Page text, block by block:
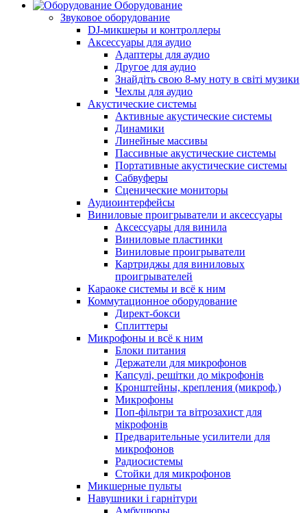
Оборудование
Звуковое оборудование
DJ-микшеры и контроллеры
Аксессуары для аудио
Адаптеры для аудио
Другое для аудио
Знайдіть свою 8-му ноту в світі музики
Чехлы для аудио
Акустические системы
Активные акустические системы
Динамики
Линейные массивы
Пассивные акустические системы
Портативные акустические системы
Сабвуферы
Сценические мониторы
Аудиоинтерфейсы
Виниловые проигрыватели и аксессуары
Аксессуары для винила
Виниловые пластинки
Виниловые проигрыватели
Картриджы для виниловых
проигрывателей
Караоке системы и всё к ним
Коммутационное оборудование
Директ-бокси
Сплиттеры
Микрофоны и всё к ним
Блоки питания
Держатели для микрофонов
Капсулі, решітки до мікрофонів
Кронштейны, крепления (микроф.)
Микрофоны
Поп-фільтри та вітрозахист для
мікрофонів
Предварительные усилители для
микрофонов
Радиосистемы
Стойки для микрофонов
Микшерные пульты
Навушники і гарнітури
Амбушюры